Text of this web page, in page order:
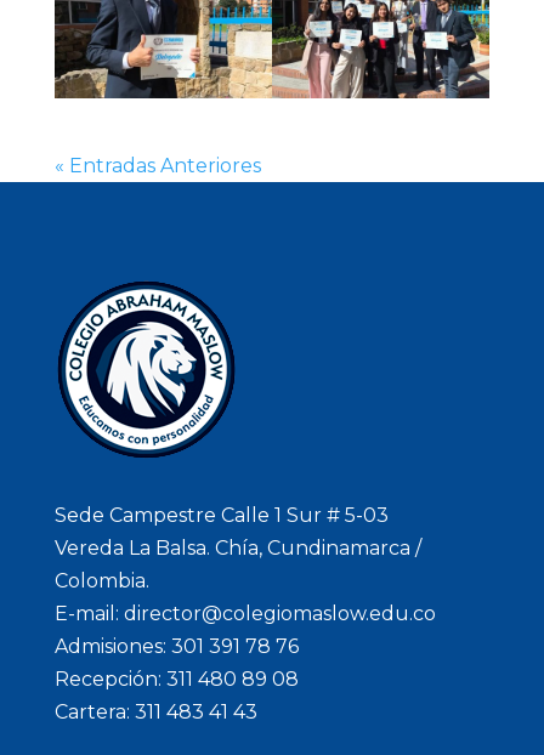
« Entradas Anteriores
Sede Campestre Calle 1 Sur # 5-03
Vereda La Balsa. Chía, Cundinamarca /
Colombia.
E-mail: director@colegiomaslow.edu.co
Admisiones: 301 391 78 76
Recepción: 311 480 89 08
Cartera: 311 483 41 43